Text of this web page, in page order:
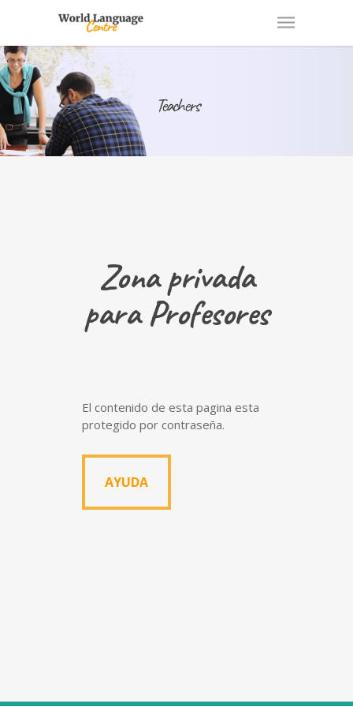
Teachers
Zona privada
para Profesores
El contenido de esta pagina esta
protegido por contraseña.
AYUDA